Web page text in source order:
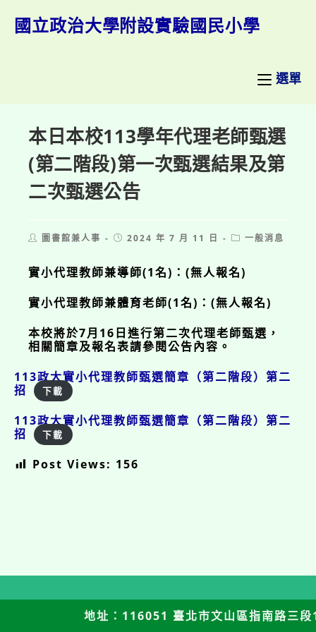
國立政治大學附設實驗國民小學
選單
本日本校113學年代理老師甄選
(第二階段)第一次甄選結果及第
二次甄選公告
Post圖書館兼人事
Post2024 年 7 月 11 日
Post一般消息
實小代理教師兼導師(1名)：(無人報名)
實小代理教師兼體育老師(1名)：(無人報名)
本校將於7月16日進行第二次代理老師甄選，
相關簡章及報名表請參閱公告內容。
113政大實小代理教師甄選簡章（第二階段）第二
招
下載
113政大實小代理教師甄選簡章（第二階段）第二
招
下載
Post Views: 156
地址：116051 臺北市文山區指南路三